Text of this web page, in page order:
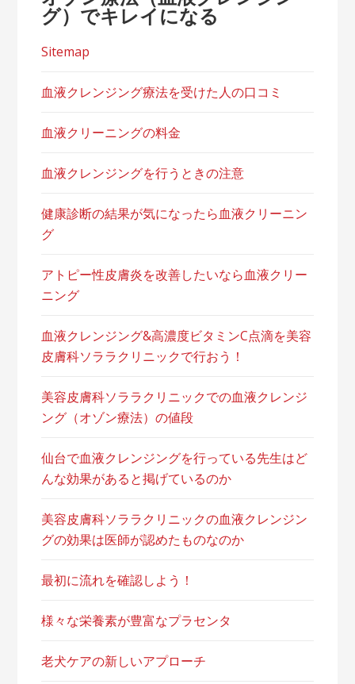
グ）でキレイになる
Sitemap
血液クレンジング療法を受けた人の口コミ
血液クリーニングの料金
血液クレンジングを行うときの注意
健康診断の結果が気になったら血液クリーニン
グ
アトピー性皮膚炎を改善したいなら血液クリー
ニング
血液クレンジング&高濃度ビタミンC点滴を美容
皮膚科ソララクリニックで行おう！
美容皮膚科ソララクリニックでの血液クレンジ
ング（オゾン療法）の値段
仙台で血液クレンジングを行っている先生はど
んな効果があると掲げているのか
美容皮膚科ソララクリニックの血液クレンジン
グの効果は医師が認めたものなのか
最初に流れを確認しよう！
様々な栄養素が豊富なプラセンタ
老犬ケアの新しいアプローチ